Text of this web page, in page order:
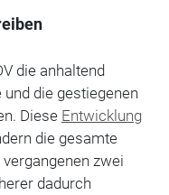
die anhaltend
die gestiegenen
Diese Entwicklung
die gesamte
zwei
dadurch